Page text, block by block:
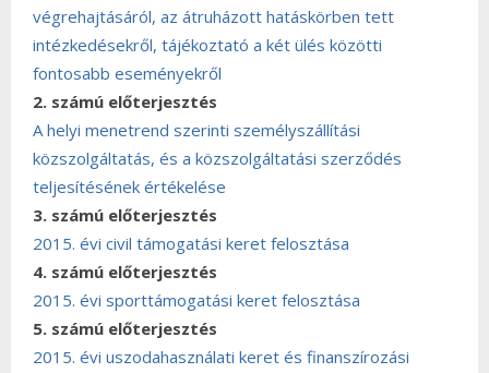
végrehajtásáról, az átruházott hatáskörben tett
intézkedésekről, tájékoztató a két ülés közötti
fontosabb eseményekről
2. számú előterjesztés
A helyi menetrend szerinti személyszállítási
közszolgáltatás, és a közszolgáltatási szerződés
teljesítésének értékelése
3. számú előterjesztés
2015. évi civil támogatási keret felosztása
4. számú előterjesztés
2015. évi sporttámogatási keret felosztása
5. számú előterjesztés
2015. évi uszodahasználati keret és finanszírozási